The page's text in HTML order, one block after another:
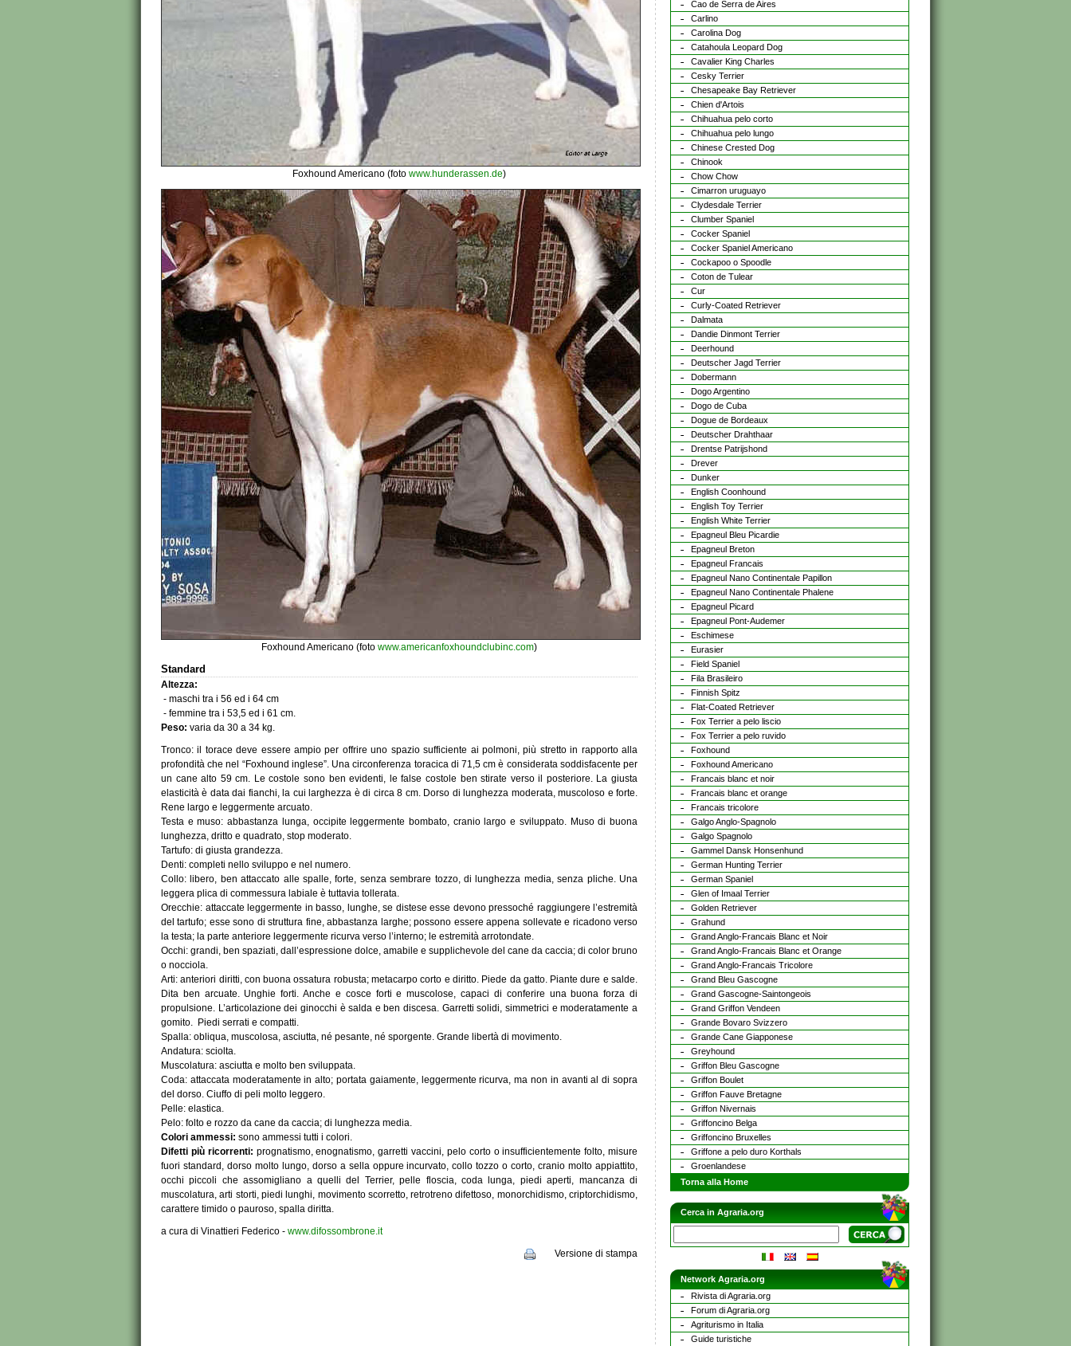
Foxhound Americano (foto www.hunderassen.de)
Foxhound Americano (foto www.americanfoxhoundclubinc.com)
Standard
Altezza:
- maschi tra i 56 ed i 64 cm
- femmine tra i 53,5 ed i 61 cm.
Peso: varia da 30 a 34 kg.
Tronco: il torace deve essere ampio per offrire uno spazio sufficiente ai polmoni, più stretto in rapporto alla
profondità che nel “Foxhound inglese”. Una circonferenza toracica di 71,5 cm è considerata soddisfacente per
un cane alto 59 cm. Le costole sono ben evidenti, le false costole ben stirate verso il posteriore. La giusta
elasticità è data dai fianchi, la cui larghezza è di circa 8 cm. Dorso di lunghezza moderata, muscoloso e forte.
Rene largo e leggermente arcuato.
Testa e muso: abbastanza lunga, occipite leggermente bombato, cranio largo e sviluppato. Muso di buona
lunghezza, dritto e quadrato, stop moderato.
Tartufo: di giusta grandezza.
Denti: completi nello sviluppo e nel numero.
Collo: libero, ben attaccato alle spalle, forte, senza sembrare tozzo, di lunghezza media, senza pliche. Una
leggera plica di commessura labiale è tuttavia tollerata.
Orecchie: attaccate leggermente in basso, lunghe, se distese esse devono pressoché raggiungere l’estremità
del tartufo; esse sono di struttura fine, abbastanza larghe; possono essere appena sollevate e ricadono verso
la testa; la parte anteriore leggermente ricurva verso l’interno; le estremità arrotondate.
Occhi: grandi, ben spaziati, dall’espressione dolce, amabile e supplichevole del cane da caccia; di color bruno
o nocciola.
Arti: anteriori diritti, con buona ossatura robusta; metacarpo corto e diritto. Piede da gatto. Piante dure e salde.
Dita ben arcuate. Unghie forti. Anche e cosce forti e muscolose, capaci di conferire una buona forza di
propulsione. L’articolazione dei ginocchi è salda e ben discesa. Garretti solidi, simmetrici e moderatamente a
gomito. Piedi serrati e compatti.
Spalla: obliqua, muscolosa, asciutta, né pesante, né sporgente. Grande libertà di movimento.
Andatura: sciolta.
Muscolatura: asciutta e molto ben sviluppata.
Coda: attaccata moderatamente in alto; portata gaiamente, leggermente ricurva, ma non in avanti al di sopra
del dorso. Ciuffo di peli molto leggero.
Pelle: elastica.
Pelo: folto e rozzo da cane da caccia; di lunghezza media.
Colori ammessi: sono ammessi tutti i colori.
Difetti più ricorrenti: prognatismo, enognatismo, garretti vaccini, pelo corto o insufficientemente folto, misure
fuori standard, dorso molto lungo, dorso a sella oppure incurvato, collo tozzo o corto, cranio molto appiattito,
occhi piccoli che assomigliano a quelli del Terrier, pelle floscia, coda lunga, piedi aperti, mancanza di
muscolatura, arti storti, piedi lunghi, movimento scorretto, retrotreno difettoso, monorchidismo, criptorchidismo,
carattere timido o pauroso, spalla diritta.
a cura di Vinattieri Federico - www.difossombrone.it
Versione di stampa
Cao de Serra de Aires
Carlino
Carolina Dog
Catahoula Leopard Dog
Cavalier King Charles
Cesky Terrier
Chesapeake Bay Retriever
Chien d'Artois
Chihuahua pelo corto
Chihuahua pelo lungo
Chinese Crested Dog
Chinook
Chow Chow
Cimarron uruguayo
Clydesdale Terrier
Clumber Spaniel
Cocker Spaniel
Cocker Spaniel Americano
Cockapoo o Spoodle
Coton de Tulear
Cur
Curly-Coated Retriever
Dalmata
Dandie Dinmont Terrier
Deerhound
Deutscher Jagd Terrier
Dobermann
Dogo Argentino
Dogo de Cuba
Dogue de Bordeaux
Deutscher Drahthaar
Drentse Patrijshond
Drever
Dunker
English Coonhound
English Toy Terrier
English White Terrier
Epagneul Bleu Picardie
Epagneul Breton
Epagneul Francais
Epagneul Nano Continentale Papillon
Epagneul Nano Continentale Phalene
Epagneul Picard
Epagneul Pont-Audemer
Eschimese
Eurasier
Field Spaniel
Fila Brasileiro
Finnish Spitz
Flat-Coated Retriever
Fox Terrier a pelo liscio
Fox Terrier a pelo ruvido
Foxhound
Foxhound Americano
Francais blanc et noir
Francais blanc et orange
Francais tricolore
Galgo Anglo-Spagnolo
Galgo Spagnolo
Gammel Dansk Honsenhund
German Hunting Terrier
German Spaniel
Glen of Imaal Terrier
Golden Retriever
Grahund
Grand Anglo-Francais Blanc et Noir
Grand Anglo-Francais Blanc et Orange
Grand Anglo-Francais Tricolore
Grand Bleu Gascogne
Grand Gascogne-Saintongeois
Grand Griffon Vendeen
Grande Bovaro Svizzero
Grande Cane Giapponese
Greyhound
Griffon Bleu Gascogne
Griffon Boulet
Griffon Fauve Bretagne
Griffon Nivernais
Griffoncino Belga
Griffoncino Bruxelles
Griffone a pelo duro Korthals
Groenlandese
Torna alla Home
Cerca in Agraria.org
Network Agraria.org
Rivista di Agraria.org
Forum di Agraria.org
Agriturismo in Italia
Guide turistiche